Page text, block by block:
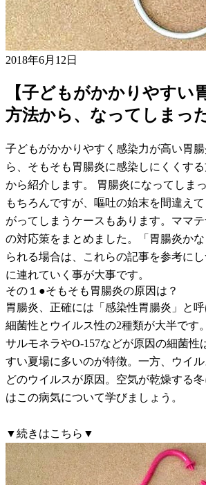
2018年6月12日
【子どもがかかりやすい
方法から、なってしまっ
子どもがかかりやすく感染力が高い胃
ら、そもそも胃腸炎に感染しにくくす
から紹介します。 胃腸炎になってしま
もちろんですが、嘔吐の始末を間違え
がってしまうケースもあります。ママ
の対応策をまとめました。「胃腸炎か
られる場合は、これらの記事を参考に
に連れていく事が大事です。
その１●そもそも胃腸炎の原因は？
胃腸炎、正確には「感染性胃腸炎」と呼
細菌性とウイルス性の2種類が大半です。
サルモネラやO-157などが原因の細菌性
すい夏場に多いのが特徴。一方、ウイ
どのウイルスが原因。空気が乾燥する
はこの病気について学びましょう。
▼続きはこちら▼